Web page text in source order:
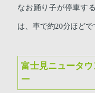
なお踊り子が停車す
は、車で約20分ほどで
富士見ニュータ
ー